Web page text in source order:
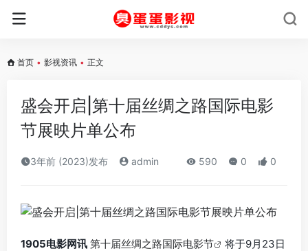
首页 • 影视资讯 • 正文
盛会开启|第十届丝绸之路国际电影
节展映片单公布
3年前 (2023)发布 admin 590 0 0
1905电影网讯 第十届丝绸之路国际电影节
将于9月23日